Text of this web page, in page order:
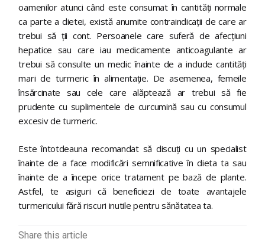
oamenilor atunci când este consumat în cantități normale
ca parte a dietei, există anumite contraindicații de care ar
trebui să ții cont. Persoanele care suferă de afecțiuni
hepatice sau care iau medicamente anticoagulante ar
trebui să consulte un medic înainte de a include cantități
mari de turmeric în alimentație. De asemenea, femeile
însărcinate sau cele care alăptează ar trebui să fie
prudente cu suplimentele de curcumină sau cu consumul
excesiv de turmeric.
Este întotdeauna recomandat să discuți cu un specialist
înainte de a face modificări semnificative în dieta ta sau
înainte de a începe orice tratament pe bază de plante.
Astfel, te asiguri că beneficiezi de toate avantajele
turmericului fără riscuri inutile pentru sănătatea ta.
Sharethis article